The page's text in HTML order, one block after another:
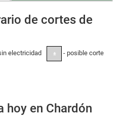
de cortes de
electricidad ± - posible corte
hoy en Chardón